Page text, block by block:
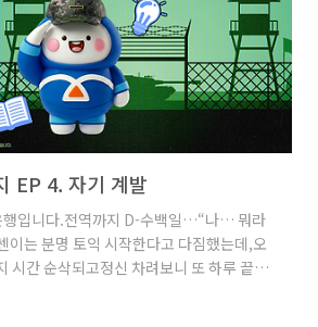
EP 4. 자기 계발
행입니다.전역까지 D-수백일…“나… 뭐라
이는 분명 토익 시작한다고 다짐했는데,오
시간 순삭되고정신 차려보니 또 하루 끝
고,시험 접수하자니 살짝 부담되고,|그렇